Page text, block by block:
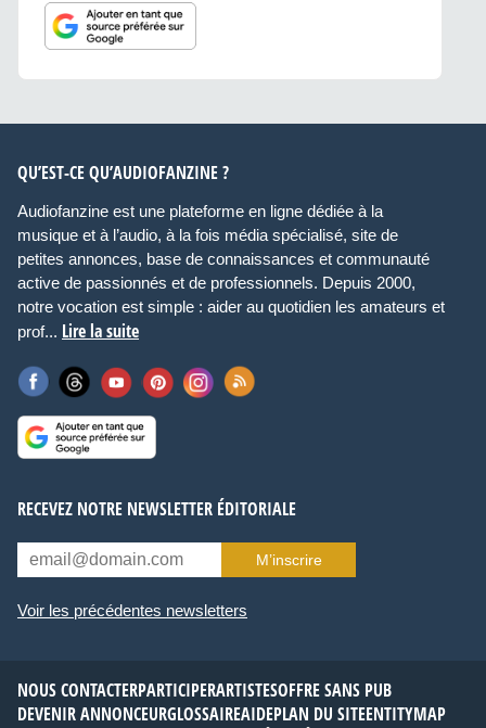
QU’EST-CE QU’AUDIOFANZINE ?
Audiofanzine est une plateforme en ligne dédiée à la
musique et à l’audio, à la fois média spécialisé, site de
petites annonces, base de connaissances et communauté
active de passionnés et de professionnels. Depuis 2000,
notre vocation est simple : aider au quotidien les amateurs et
prof... Lire la suite
RECEVEZ NOTRE NEWSLETTER ÉDITORIALE
M’inscrire
Voir les précédentes newsletters
NOUS CONTACTERPARTICIPERARTISTESOFFRE SANS PUB
DEVENIR ANNONCEURGLOSSAIREAIDEPLAN DU SITEENTITYMAP